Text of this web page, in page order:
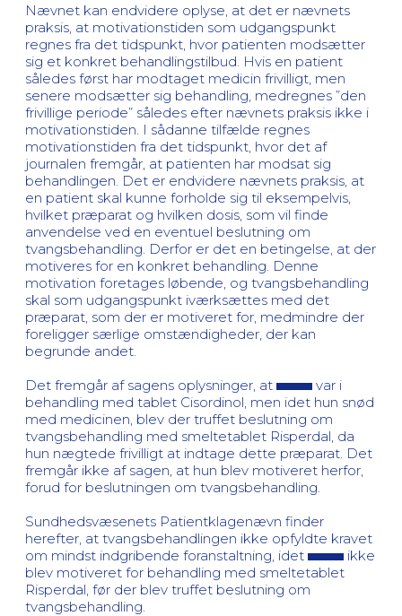
Nævnet kan endvidere oplyse, at det er nævnets
praksis, at motivationstiden som udgangspunkt
regnes fra det tidspunkt, hvor patienten modsætter
sig et konkret behandlingstilbud. Hvis en patient
således først har modtaget medicin frivilligt, men
senere modsætter sig behandling, medregnes ”den
frivillige periode” således efter nævnets praksis ikke i
motivationstiden. I sådanne tilfælde regnes
motivationstiden fra det tidspunkt, hvor det af
journalen fremgår, at patienten har modsat sig
behandlingen. Det er endvidere nævnets praksis, at
en patient skal kunne forholde sig til eksempelvis,
hvilket præparat og hvilken dosis, som vil finde
anvendelse ved en eventuel beslutning om
tvangsbehandling. Derfor er det en betingelse, at der
motiveres for en konkret behandling. Denne
motivation foretages løbende, og tvangsbehandling
skal som udgangspunkt iværksættes med det
præparat, som der er motiveret for, medmindre der
foreligger særlige omstændigheder, der kan
begrunde andet.
Det fremgår af sagens oplysninger, at
var i
behandling med tablet Cisordinol, men idet hun snød
med medicinen, blev der truffet beslutning om
tvangsbehandling med smeltetablet Risperdal, da
hun nægtede frivilligt at indtage dette præparat. Det
fremgår ikke af sagen, at hun blev motiveret herfor,
forud for beslutningen om tvangsbehandling.
Sundhedsvæsenets Patientklagenævn finder
herefter, at tvangsbehandlingen ikke opfyldte kravet
om mindst indgribende foranstaltning, idet
ikke
blev motiveret for behandling med smeltetablet
Risperdal, før der blev truffet beslutning om
tvangsbehandling.